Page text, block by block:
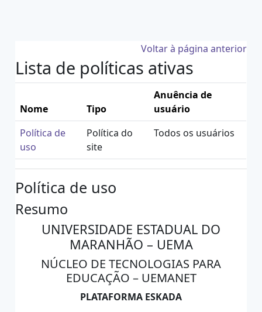
Voltar à página anterior
Lista de políticas ativas
Nome Tipo
Anuência de
usuário
Política de
uso
Política do
site
Todos os usuários
Política de uso
Resumo
UNIVERSIDADE ESTADUAL DO
MARANHÃO – UEMA
NÚCLEO DE TECNOLOGIAS PARA
EDUCAÇÃO – UEMANET
PLATAFORMA ESKADA